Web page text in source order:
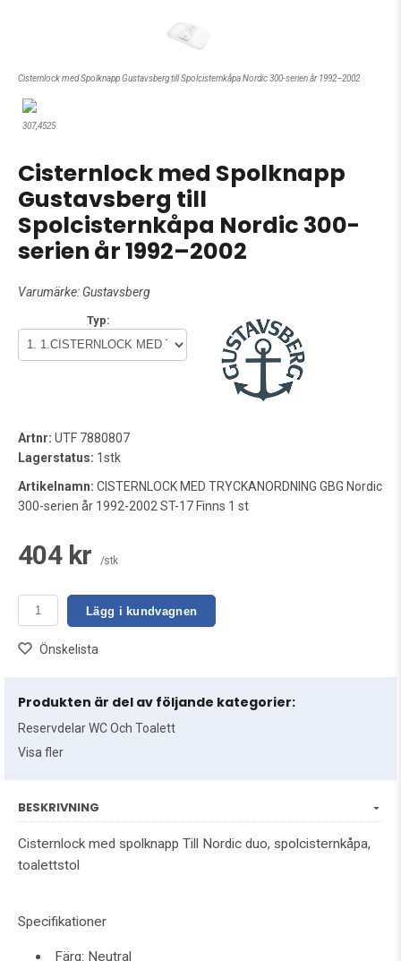
Cisternlock med Spolknapp Gustavsberg till Spolcisternkåpa Nordic 300-serien år 1992–2002
307,4525
Cisternlock med Spolknapp
Gustavsberg till
Spolcisternkåpa Nordic 300-
serien år 1992–2002
Varumärke: Gustavsberg
Typ:
Artnr: UTF 7880807
Lagerstatus: 1stk
Artikelnamn: CISTERNLOCK MED TRYCKANORDNING GBG Nordic
300-serien år 1992-2002 ST-17 Finns 1 st
404 kr /stk
Lägg i kundvagnen
Önskelista
Produkten är del av följande kategorier:
Reservdelar WC Och Toalett
Visa fler
BESKRIVNING
Cisternlock med spolknapp Till Nordic duo, spolcisternkåpa,
toalettstol
Specifikationer
Färg: Neutral